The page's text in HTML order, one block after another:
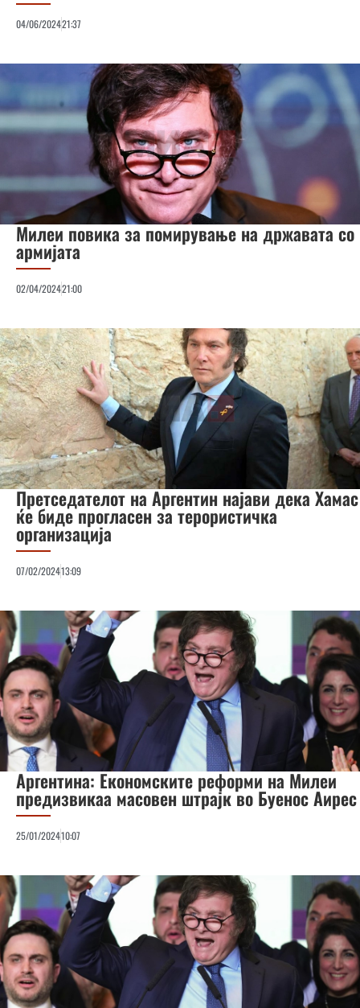
04/06/202421:37
Милеи повика за помирување на државата со
армијата
02/04/202421:00
Претседателот на Аргентин најави дека Хамас
ќе биде прогласен за терористичка
организација
07/02/202413:09
Аргентина: Економските реформи на Милеи
предизвикаа масовен штрајк во Буенос Аирес
25/01/202410:07